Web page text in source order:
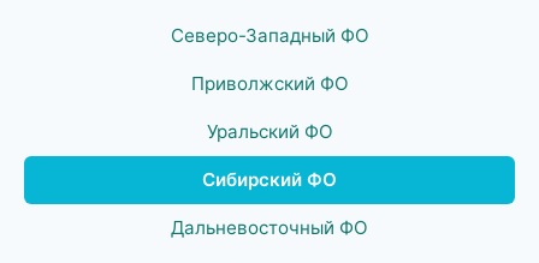
Северо-Западный ФО
Приволжский ФО
Уральский ФО
Сибирский ФО
Дальневосточный ФО